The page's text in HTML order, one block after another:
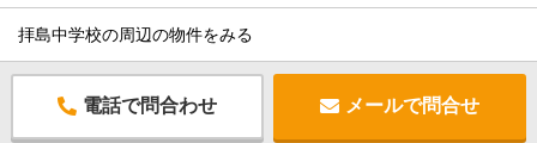
拝島中学校の周辺の物件をみる
電話で問合わせ メールで問合せ